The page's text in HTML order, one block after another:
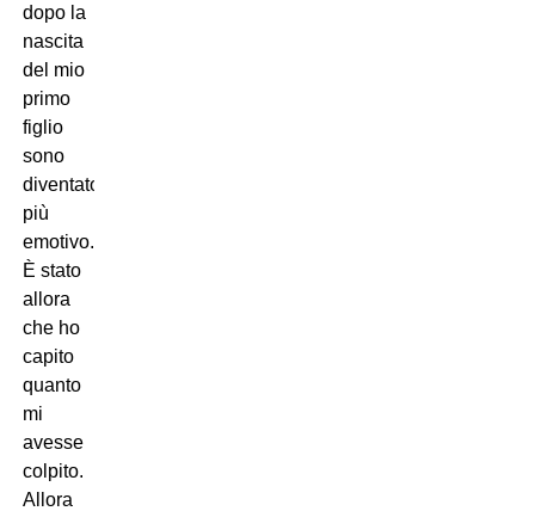
dopo la
nascita
del mio
primo
figlio
sono
diventato
più
emotivo.
È stato
allora
che ho
capito
quanto
mi
avesse
colpito.
Allora